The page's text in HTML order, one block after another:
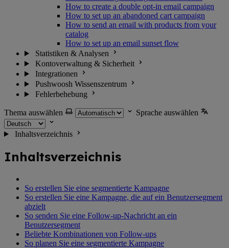
How to create a double opt-in email campaign
How to set up an abandoned cart campaign
How to send an email with products from your
catalog
How to set up an email sunset flow
Statistiken & Analysen
Kontoverwaltung & Sicherheit
Integrationen
Pushwoosh Wissenszentrum
Fehlerbehebung
Thema auswählen Sprache auswählen
Inhaltsverzeichnis
Inhaltsverzeichnis
So erstellen Sie eine segmentierte Kampagne
So erstellen Sie eine Kampagne, die auf ein Benutzersegment
abzielt
So senden Sie eine Follow-up-Nachricht an ein
Benutzersegment
Beliebte Kombinationen von Follow-ups
So planen Sie eine segmentierte Kampagne